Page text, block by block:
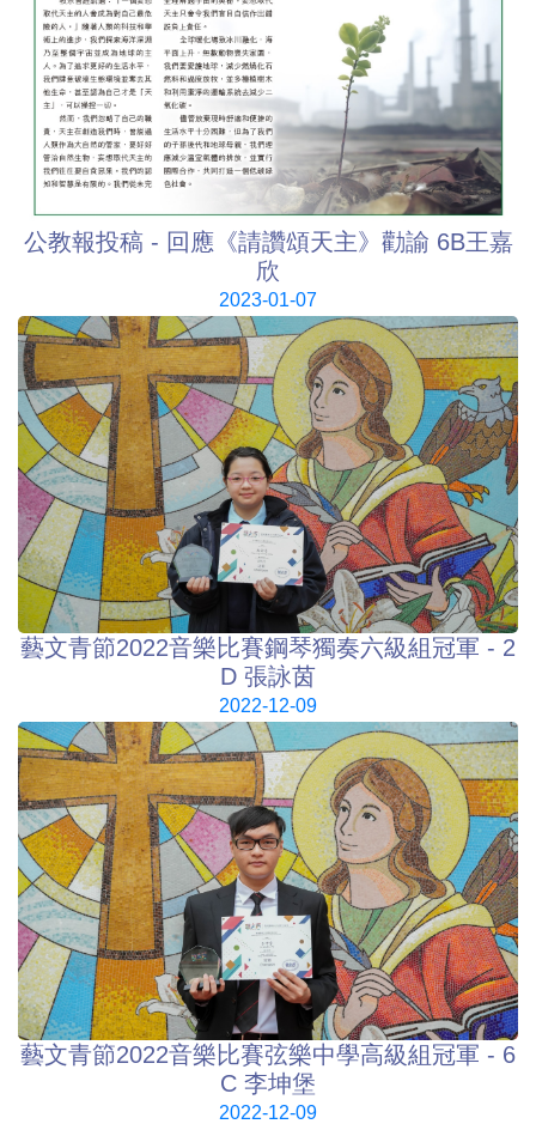
公教報投稿 - 回應《請讚頌天主》勸諭 6B王嘉
欣
2023-01-07
藝文青節2022音樂比賽鋼琴獨奏六級組冠軍 - 2
D 張詠茵
2022-12-09
藝文青節2022音樂比賽弦樂中學高級組冠軍 - 6
C 李坤堡
2022-12-09